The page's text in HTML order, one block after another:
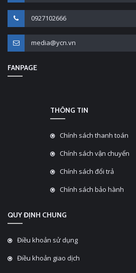
0927102666
media@ycn.vn
FANPAGE
THÔNG TIN
Chính sách thanh toán
Chính sách vận chuyển
Chính sách đổi trả
Chính sách bảo hành
QUY ĐỊNH CHUNG
Điều khoản sử dụng
Điều khoản giao dịch